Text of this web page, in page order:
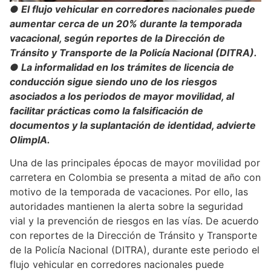
● El flujo vehicular en corredores nacionales puede
aumentar cerca de un 20% durante la temporada
vacacional, según reportes de la Dirección de
Tránsito y Transporte de la Policía Nacional (DITRA).
● La informalidad en los trámites de licencia de
conducción sigue siendo uno de los riesgos
asociados a los periodos de mayor movilidad, al
facilitar prácticas como la falsificación de
documentos y la suplantación de identidad, advierte
OlimpIA.
Una de las principales épocas de mayor movilidad por
carretera en Colombia se presenta a mitad de año con
motivo de la temporada de vacaciones. Por ello, las
autoridades mantienen la alerta sobre la seguridad
vial y la prevención de riesgos en las vías. De acuerdo
con reportes de la Dirección de Tránsito y Transporte
de la Policía Nacional (DITRA), durante este periodo el
flujo vehicular en corredores nacionales puede